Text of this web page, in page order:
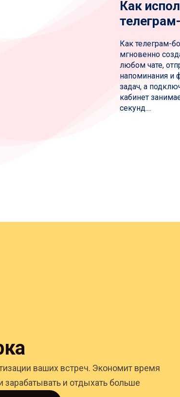
Как
Как телеграм-
мгновенно
любом чате,
напоминания и
задач, а
кабинет
секунд....
ваших встреч. Экономит время
зарабатывать и отдыхать больше